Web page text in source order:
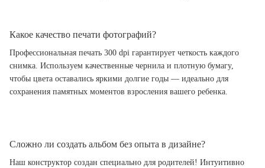
Какое качество печати фотографий?
Профессиональная печать 300 dpi гарантирует четкость каждого
снимка. Используем качественные чернила и плотную бумагу,
чтобы цвета оставались яркими долгие годы — идеально для
сохранения памятных моментов взросления вашего ребенка.
Сложно ли создать альбом без опыта в дизайне?
Наш конструктор создан специально для родителей! Интуитивно